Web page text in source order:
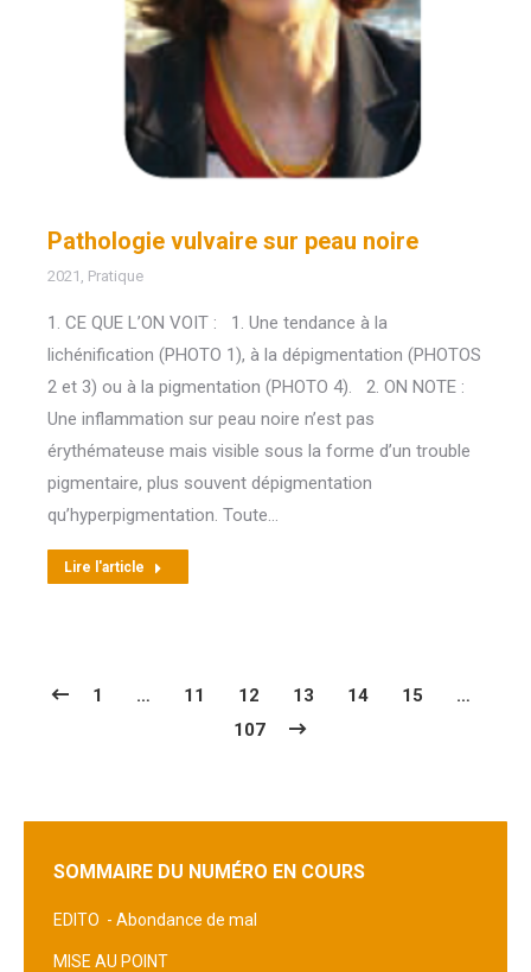
Pathologie vulvaire sur peau noire
2021 Pratique
1. CE QUE L’ON VOIT : 1. Une tendance à la
lichénification (PHOTO 1), à la dépigmentation (PHOTOS
2 et 3) ou à la pigmentation (PHOTO 4). 2. ON NOTE :
Une inflammation sur peau noire n’est pas
érythémateuse mais visible sous la forme d’un trouble
pigmentaire, plus souvent dépigmentation
qu’hyperpigmentation. Toute…
Lire l'article
1 … 11 12 13 14 15
…
107
SOMMAIRE DU NUMÉRO EN COURS
EDITO - Abondance de mal
MISE AU POINT